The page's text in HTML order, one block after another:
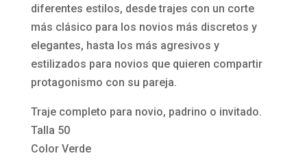
Arax
Gazzo
cantidad
diferentes estilos, desde trajes con un corte
más clásico para los novios más discretos y
elegantes, hasta los más agresivos y
estilizados para novios que quieren compartir
protagonismo con su pareja.
Traje completo para novio, padrino o invitado.
Talla 50
Color Verde